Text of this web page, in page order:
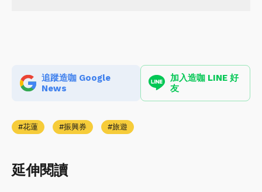
追蹤造咖 Google
News
加入造咖 LINE 好
友
花蓮 振興券 旅遊
延伸閱讀